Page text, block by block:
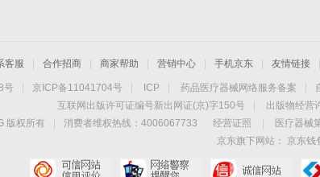
客服 合作招商 商家帮助 营销中心 手机京东 友情链接
号 京ICP备11041704号 ICP 药品医疗器械网络服务备案
互联网出版许可证编号新出网证(京)字150号
出版物经营
版权所有 消费者维权热线：4006067733 经营证照 医疗器械
京东旗下网站：
京东钱